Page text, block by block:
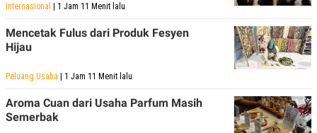
Internasional | 1 Jam 11 Menit lalu
Mencetak Fulus dari Produk Fesyen
Hijau
Peluang Usaha | 1 Jam 11 Menit lalu
Aroma Cuan dari Usaha Parfum Masih
Semerbak